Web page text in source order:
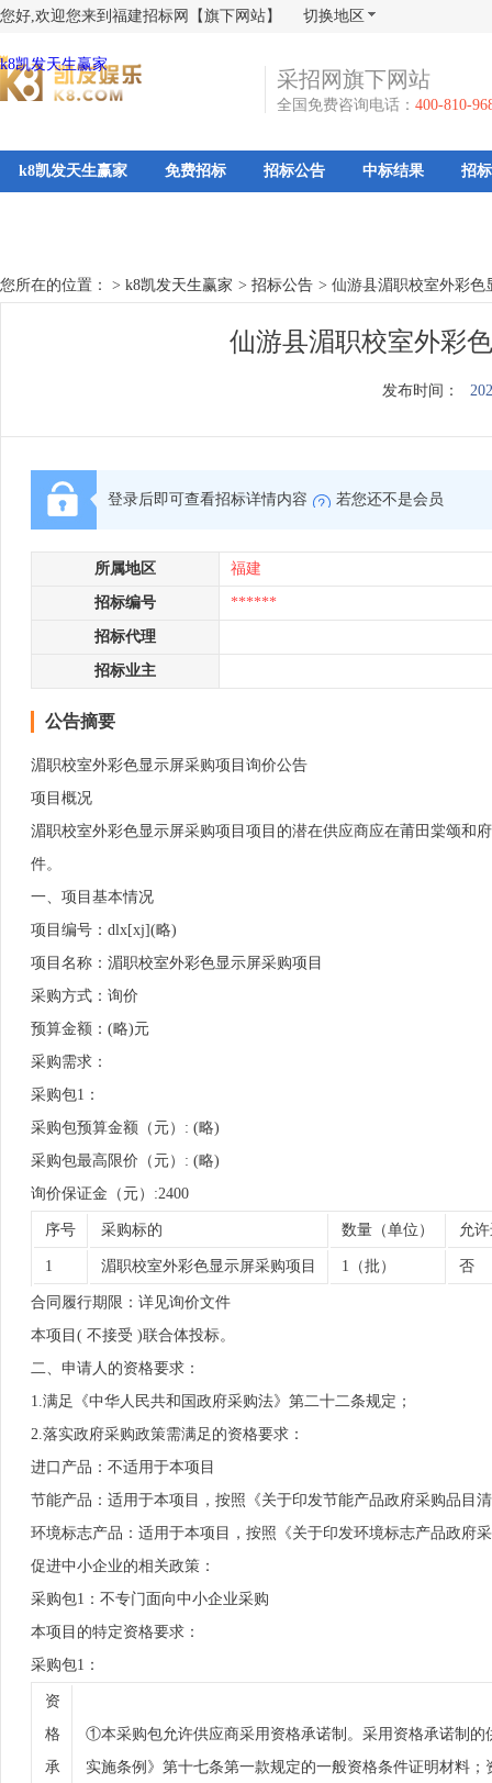
您好,欢迎您来到福建招标网【旗下网站】 切换地区
k8凯发天生赢家
采招网旗下网站
全国免费咨询电话： 400-810-
k8凯发天生赢家 免费招标 招标公告 中标结果 招
您所在的位置： > k8凯发天生赢家 > 招标公告 > 仙游县湄职校室外彩色
仙游县湄职校室外彩
发布时间：
登录后即可查看招标详情内容 若您还不是会员
所属地区 福建
招标编号 ******
招标代理
招标业主
公告摘要
湄职校室外彩色显示屏采购项目询价公告
项目概况
湄职校室外彩色显示屏采购项目项目的潜在供应商应在莆田棠颂和
件。
一、项目基本情况
项目编号：dlx[xj](略)
项目名称：湄职校室外彩色显示屏采购项目
采购方式：询价
预算金额：(略)元
采购需求：
采购包1：
采购包预算金额（元）: (略)
采购包最高限价（元）: (略)
询价保证金（元）:2400
序号 采购标的 数量（单位） 允
1 湄职校室外彩色显示屏采购项目 1（批） 否
合同履行期限：详见询价文件
本项目( 不接受 )联合体投标。
二、申请人的资格要求：
1.满足《中华人民共和国政府采购法》第二十二条规定；
2.落实政府采购政策需满足的资格要求：
进口产品：不适用于本项目
节能产品：适用于本项目，按照《关于印发节能产品政府采购品目
环境标志产品：适用于本项目，按照《关于印发环境标志产品政府
促进中小企业的相关政策：
采购包1：不专门面向中小企业采购
本项目的特定资格要求：
采购包1：
资
格
承
①本采购包允许供应商采用资格承诺制。采用资格承诺制
实施条例》第十七条第一款规定的一般资格条件证明材料